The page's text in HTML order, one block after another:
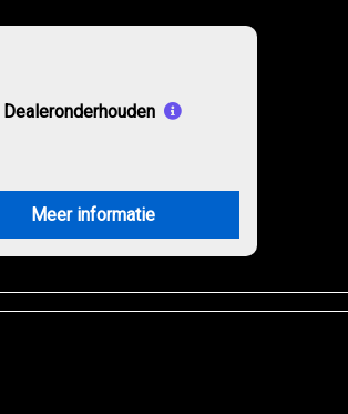
Dealeronderhouden
Meer informatie